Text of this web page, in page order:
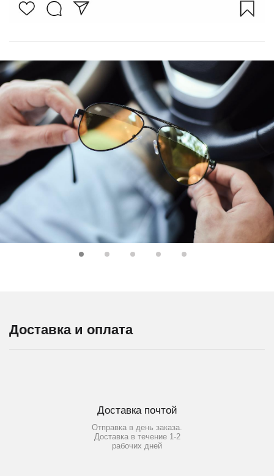
Доставка и оплата
Доставка почтой
Отправка в день заказа.
Доставка в течение 1-2
рабочих дней